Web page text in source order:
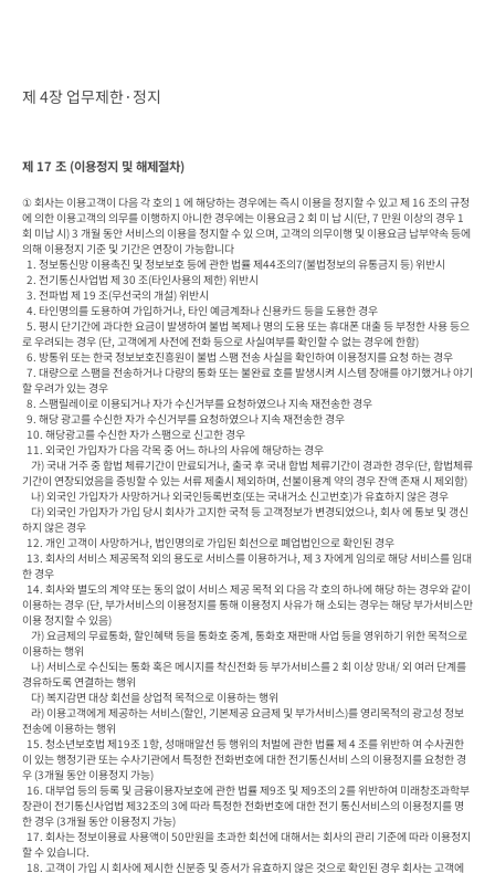
제 4장 업무제한·정지
제 17 조 (이용정지 및 해제절차)
① 회사는 이용고객이 다음 각 호의 1 에 해당하는 경우에는 즉시 이용을 정지할 수 있고 제 16 조의 규정
에 의한 이용고객의 의무를 이행하지 아니한 경우에는 이용요금 2 회 미 납 시(단, 7 만원 이상의 경우 1
회 미납 시) 3 개월 동안 서비스의 이용을 정지할 수 있 으며, 고객의 의무이행 및 이용요금 납부약속 등에
의해 이용정지 기준 및 기간은 연장이 가능합니다
로 우려되는 경우 (단, 고객에게 사전에 전화 등으로 사실여부를 확인할 수 없는 경우에 한함)
할 우려가 있는 경우
기간이 연장되었음을 증빙할 수 있는 서류 제출시 제외하며, 선불이용계 약의 경우 잔액 존재 시 제외함)
하지 않은 경우
한 경우
이용하는 경우 (단, 부가서비스의 이용정지를 통해 이용정지 사유가 해 소되는 경우는 해당 부가서비스만
이용 정지할 수 있음)
이용하는 행위
경유하도록 연결하는 행위
전송에 이용하는 행위
이 있는 행정기관 또는 수사기관에서 특정한 전화번호에 대한 전기통신서비 스의 이용정지를 요청한 경
우 (3개월 동안 이용정지 가능)
장관이 전기통신사업법 제32조의 3에 따라 특정한 전화번호에 대한 전기 통신서비스의 이용정지를 명
한 경우 (3개월 동안 이용정지 가능)
할 수 있습니다.